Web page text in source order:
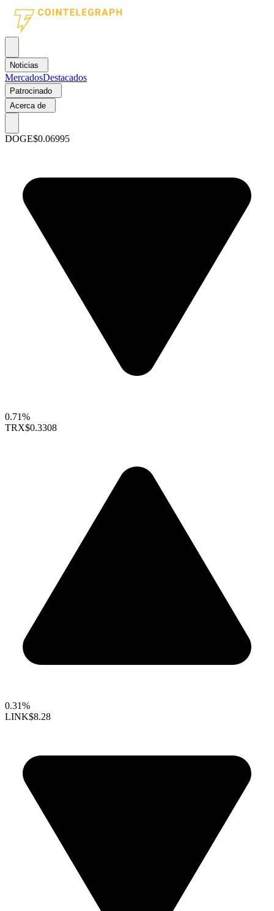
Noticias
MercadosDestacados
Patrocinado
Acerca de
DOGE$0.06995
0.71%
TRX$0.3308
0.31%
LINK$8.28